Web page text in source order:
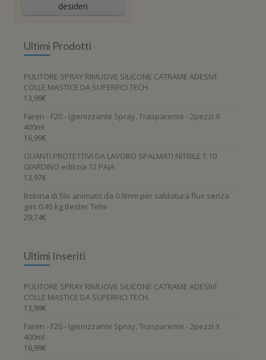
nella
prodotto
desideri
Ultimi Prodotti
PULITORE SPRAY RIMUOVE SILICONE CATRAME ADESIVI
COLLE MASTICE DA SUPERFICI TECH.
13,99€
Faren - F20 - Igienizzante Spray, Trasparente - 2pezzi X
400ml
16,99€
GUANTI PROTETTIVI DA LAVORO SPALMATI NITRILE T.10
GIARDINO edilizia 12 PAIA
13,97€
Bobina di filo animato da 0.9mm per saldatura flux senza
gas 0.45 kg Bester Telw
29,74€
Ultimi Inseriti
PULITORE SPRAY RIMUOVE SILICONE CATRAME ADESIVI
COLLE MASTICE DA SUPERFICI TECH.
13,99€
Faren - F20 - Igienizzante Spray, Trasparente - 2pezzi X
400ml
16,99€